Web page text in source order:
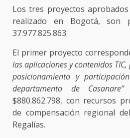
Los tres proyectos
realizado en Bogotá,
37.977.825.863.
El primer proyecto
las aplicaciones y contenidos
posicionamiento y
departamento de Casanare”
$880.862.798, con recursos
de compensación regional
Regalías.